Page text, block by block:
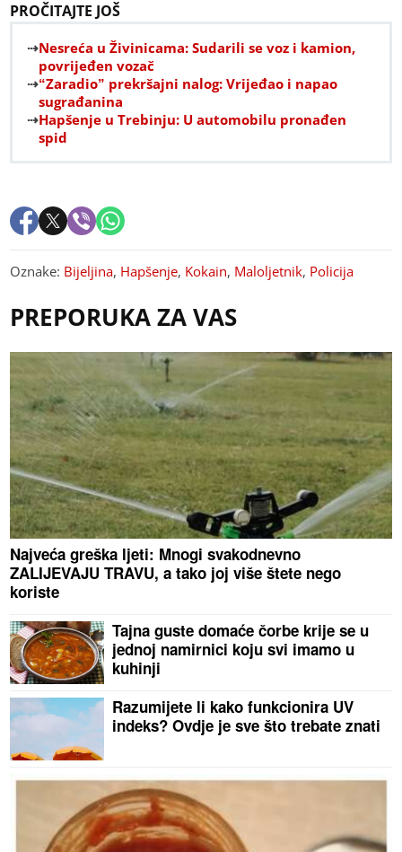
PROČITAJTE JOŠ
Nesreća u Živinicama: Sudarili se voz i kamion,
povrijeđen vozač
“Zaradio” prekršajni nalog: Vrijeđao i napao
sugrađanina
Hapšenje u Trebinju: U automobilu pronađen
spid
Oznake: Bijeljina, Hapšenje, Kokain, Maloljetnik, Policija
PREPORUKA ZA VAS
Najveća greška ljeti: Mnogi svakodnevno
ZALIJEVAJU TRAVU, a tako joj više štete nego
koriste
Tajna guste domaće čorbe krije se u
jednoj namirnici koju svi imamo u
kuhinji
Razumijete li kako funkcionira UV
indeks? Ovdje je sve što trebate znati